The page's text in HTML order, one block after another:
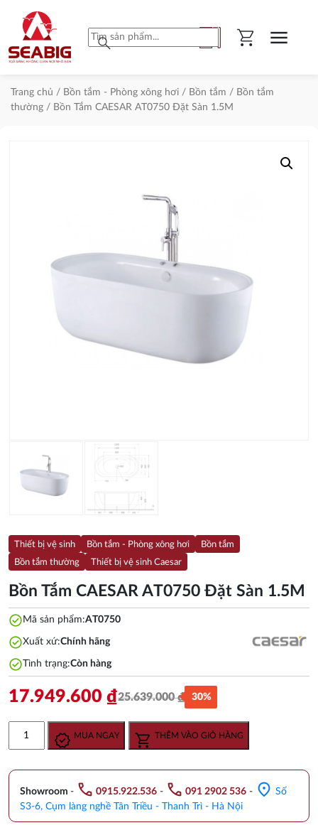
search shopping_cart menu
Trang chủ / Bồn tắm - Phòng xông hơi / Bồn tắm / Bồn tắm
thường / Bồn Tắm CAESAR AT0750 Đặt Sàn 1.5M
Thiết bị vệ sinh Bồn tắm - Phòng xông hơi
Bồn tắm
Bồn tắm thường
Thiết bị vệ sinh Caesar
Bồn Tắm CAESAR AT0750 Đặt Sàn 1.5M
check_circle Mã sản phẩm:AT0750
check_circleXuất xứ:Chính hãng
check_circleTình trạng:Còn hàng
25.639.000₫
Giá
gốc
là:
17.949.600 ₫
Giá
hiện
tại
17.949.600 ₫.
30%
AT0750
Đặt
Sàn
1.5M
MUA NGAY THÊM VÀO GIỎ HÀNG
Showroom - call 0915.922.536 - call 091 2902 536 - location_on Số
S3-6, Cụm làng nghề Tân Triều - Thanh Trì - Hà Nội